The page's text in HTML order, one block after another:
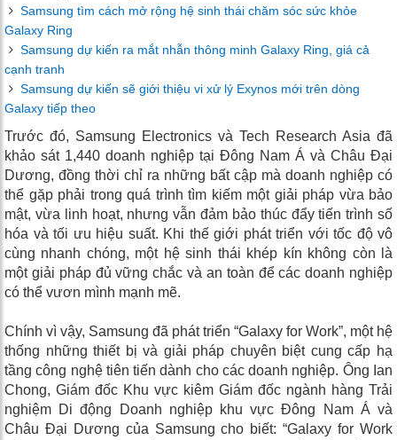
Samsung tìm cách mở rộng hệ sinh thái chăm sóc sức khỏe
Galaxy Ring
Samsung dự kiến ra mắt nhẫn thông minh Galaxy Ring, giá cả
cạnh tranh
Samsung dự kiến ​​sẽ giới thiệu vi xử lý Exynos mới trên dòng
Galaxy tiếp theo
Trước đó, Samsung Electronics và Tech Research Asia đã
khảo sát 1,440 doanh nghiệp tại Đông Nam Á và Châu Đại
Dương, đồng thời chỉ ra những bất cập mà doanh nghiệp có
thể gặp phải trong quá trình tìm kiếm một giải pháp vừa bảo
mật, vừa linh hoạt, nhưng vẫn đảm bảo thúc đẩy tiến trình số
hóa và tối ưu hiệu suất. Khi thế giới phát triển với tốc độ vô
cùng nhanh chóng, một hệ sinh thái khép kín không còn là
một giải pháp đủ vững chắc và an toàn để các doanh nghiệp
có thể vươn mình mạnh mẽ.
Chính vì vậy, Samsung đã phát triển “Galaxy for Work”, một hệ
thống những thiết bị và giải pháp chuyên biệt cung cấp hạ
tầng công nghệ tiên tiến dành cho các doanh nghiệp. Ông Ian
Chong, Giám đốc Khu vực kiêm Giám đốc ngành hàng Trải
nghiệm Di động Doanh nghiệp khu vực Đông Nam Á và
Châu Đại Dương của Samsung cho biết: “Galaxy for Work